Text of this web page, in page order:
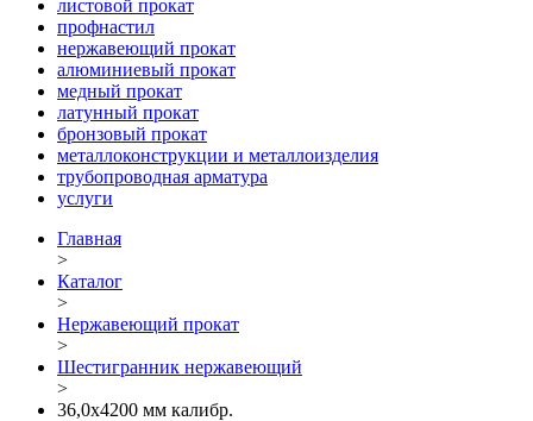
листовой прокат
профнастил
нержавеющий прокат
алюминиевый прокат
медный прокат
латунный прокат
бронзовый прокат
металлоконструкции и металлоизделия
трубопроводная арматура
услуги
Главная
>
Каталог
>
Нержавеющий прокат
>
Шестигранник нержавеющий
>
36,0х4200 мм калибр.